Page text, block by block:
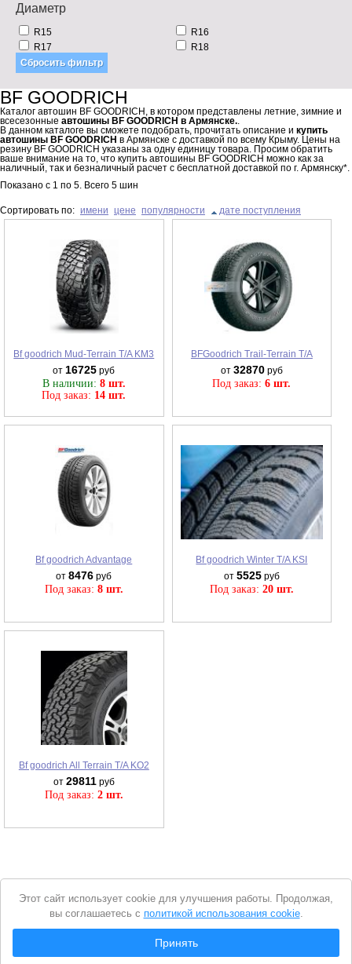
Диаметр
R15
R16
R17
R18
BF GOODRICH
Каталог автошин BF GOODRICH, в котором представлены летние, зимние и
всесезонные автошины BF GOODRICH в Армянске.
В данном каталоге вы сможете подобрать, прочитать описание и купить
автошины BF GOODRICH в Армянске с доставкой по всему Крыму. Цены на
резину BF GOODRICH указаны за одну единицу товара. Просим обратить
ваше внимание на то, что купить автошины BF GOODRICH можно как за
наличный, так и безналичный расчет с бесплатной доставкой по г. Армянску*.
Показано с 1 по 5 . Всего 5 шин
Сортировать по: имени цене популярности дате поступления
Bf goodrich Mud-Terrain T/A KM3
от 16725 руб
В наличии: 8 шт.
Под заказ: 14 шт.
BFGoodrich Trail-Terrain T/A
от 32870руб
Под заказ:6 шт.
Bf goodrich Advantage
от8476 руб
Под заказ: 8 шт.
Bf goodrich Winter T/A KSI
от 5525руб
Под заказ: 20 шт.
Bf goodrich All Terrain T/A KO2
от 29811руб
Под заказ: 2 шт.
© 2026 Интернет магазин "Автошины Армянска"
Вся представленная на сайте информация носит справочный характер и не
. Продолжая пользоваться сайтом, вы
Показать шины (найдено
Уведомление
cookie
Этот сайт использует cookie для улучшения работы. Продолжая,
вы соглашаетесь с политикой использования cookie.
Принять